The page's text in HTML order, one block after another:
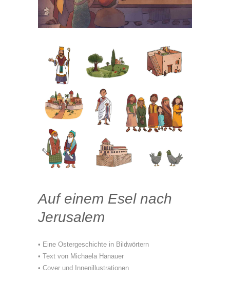
Auf einem Esel nach
Jerusalem
• Eine Ostergeschichte in Bildwörtern
• Text von Michaela Hanauer
• Cover und Innenillustrationen